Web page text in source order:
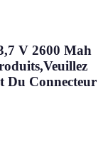
V 2600 Mah
Du Connecteur